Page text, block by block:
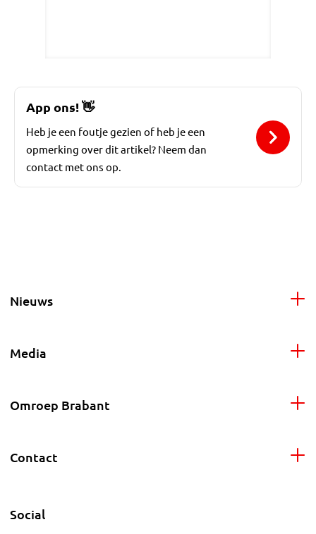
App ons!👋
Heb je een foutje gezien of heb je een
opmerking over dit artikel? Neem dan
contact met ons op.
Nieuws
Media
Omroep Brabant
Contact
Social